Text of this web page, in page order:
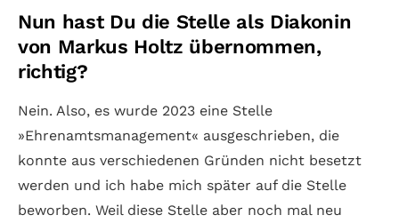
Nun hast Du die Stelle als Diakonin
von Markus Holtz übernommen,
richtig?
Nein. Also, es wurde 2023 eine Stelle
»Ehrenamtsmanagement« ausgeschrieben, die
konnte aus verschiedenen Gründen nicht besetzt
werden und ich habe mich später auf die Stelle
beworben. Weil diese Stelle aber noch mal neu